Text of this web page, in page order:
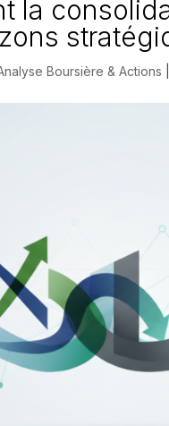
la
Boursière & Actions